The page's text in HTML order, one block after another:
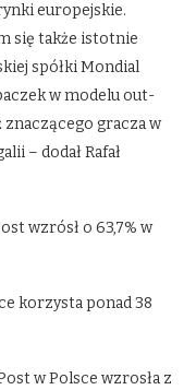
europejskie.
się także istotnie
spółki Mondial
w modelu out-
gracza w
– dodał Rafał
wzrósł o 63,7% w
korzysta ponad 38
w Polsce wzrosła z